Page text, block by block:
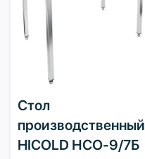
Стол
производственный
HICOLD НСО-9/7Б